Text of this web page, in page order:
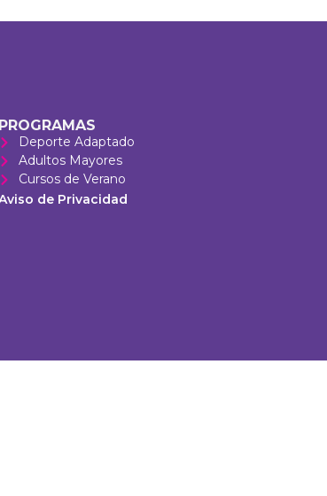
PROGRAMAS
Deporte Adaptado
Adultos Mayores
Cursos de Verano
de Privacidad